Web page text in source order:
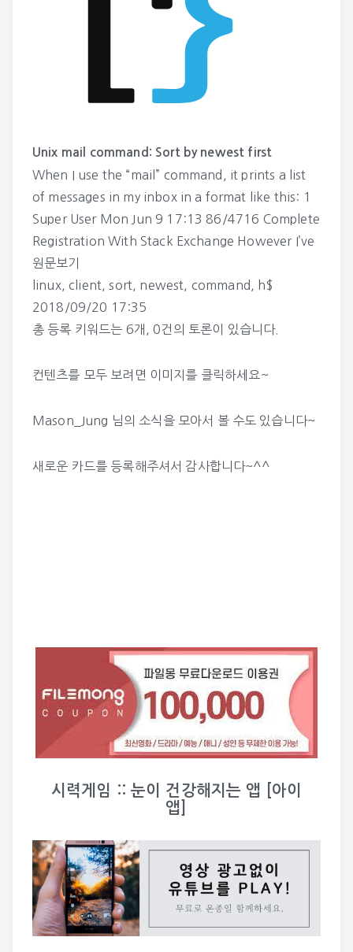
Unix mail command: Sort by newest first
When I use the “mail” command, it prints a list
of messages in my inbox in a format like this: 1
Super User Mon Jun 9 17:13 86/4716 Complete
Registration With Stack Exchange However I’ve
원문보기
linux,client sort newest command
h$
2018/09/20 17:35
총 등록 키워드는 6개, 0건의 토론이 있습니다.
컨텐츠를 모두 보려면 이미지를 클릭하세요~
Mason_Jung 님의 소식 을 모아서 볼 수도 있습니다~
새로운 카드를 등록해주셔서 감사합니다~^^
시력게임 :: 눈이 건강해지는 앱 [아이
앱]